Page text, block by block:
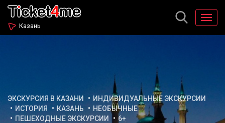
Казань
ЭКСКУРСИЯ В КАЗАНИ
ИНДИВИДУАЛЬНЫЕ ЭКСКУРСИИ
ИСТОРИЯ
КАЗАНЬ
НЕОБЫЧНЫЕ
ПЕШЕХОДНЫЕ ЭКСКУРСИИ
6+